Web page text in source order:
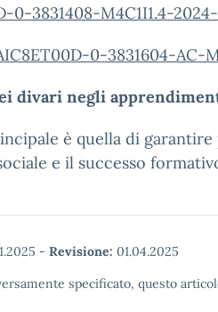
0-3831408-M4C1I1.4-
0-3831604-AC-
divari negli
è quella di
e il successo
- Revisione: 01.04.2025
specificato, questo